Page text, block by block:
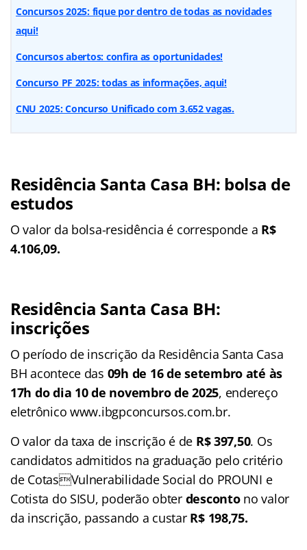
Concursos 2025: fique por dentro de todas as novidades
aqui!
Concursos abertos: confira as oportunidades!
Concurso PF 2025: todas as informações, aqui!
CNU 2025: Concurso Unificado com 3.652 vagas.
Residência Santa Casa BH: bolsa de
estudos
O valor da bolsa-residência é corresponde a R$
4.106,09.
Residência Santa Casa BH:
inscrições
O período de inscrição da Residência Santa Casa
BH acontece das 09h de 16 de setembro até às
17h do dia 10 de novembro de 2025, endereço
eletrônico www.ibgpconcursos.com.br.
O valor da taxa de inscrição é de R$ 397,50. Os
candidatos admitidos na graduação pelo critério
de CotasVulnerabilidade Social do PROUNI e
Cotista do SISU, poderão obter desconto no valor
da inscrição, passando a custar R$ 198,75.